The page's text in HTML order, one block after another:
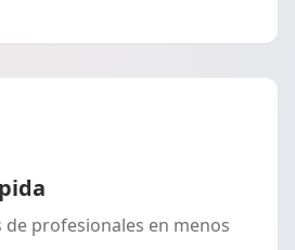
de profesionales en menos